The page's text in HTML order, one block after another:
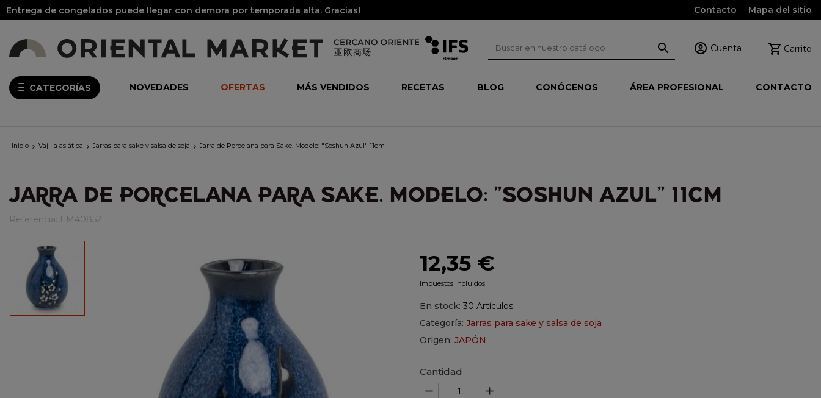
Entrega de congelados puede llegar con demora por temporada alta. Gracias! Contacto Mapa del sitio
  Cuenta  Carrito
CATEGORÍAS NOVEDADES OFERTAS MÁS VENDIDOS RECETAS BLOG CONÓCENOS ÁREA PROFESIONAL CONTACTO
Inicio  Vajilla asiática  Jarras para sake y salsa de soja  Jarra de Porcelana para Sake. Modelo: "Soshun Azul" 11cm
JARRA DE PORCELANA PARA SAKE. MODELO: "SOSHUN AZUL" 11CM
Referencia: EM40852
12,35 €
Impuestos incluidos
En stock: 30 Artículos
Categoría: Jarras para sake y salsa de soja
Origen: JAPÓN
Cantidad
remove add